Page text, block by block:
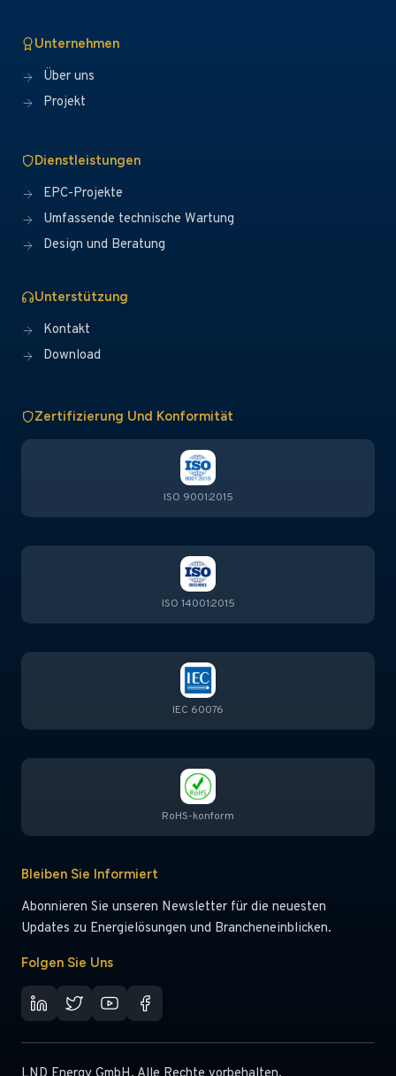
Unternehmen
Über uns
Projekt
Dienstleistungen
EPC-Projekte
Umfassende technische Wartung
Design und Beratung
Unterstützung
Kontakt
Download
Zertifizierung Und Konformität
ISO 9001:2015
ISO 14001:2015
IEC 60076
RoHS-konform
Bleiben Sie Informiert
Abonnieren Sie unseren Newsletter für die neuesten
Updates zu Energielösungen und Brancheneinblicken.
Folgen Sie Uns